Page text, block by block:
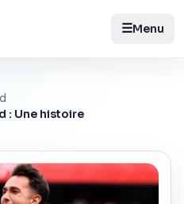
☰Menu
: Une histoire